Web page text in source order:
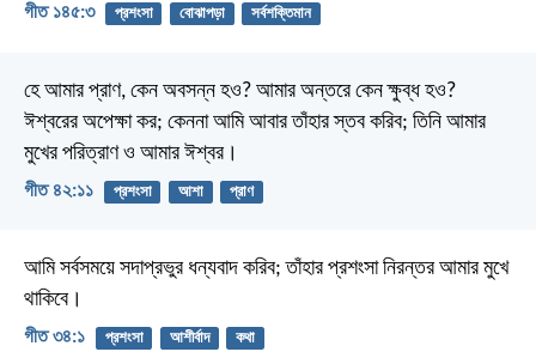
গীত ১৪৫:৩ প্রশংসা বোঝাপড়া সর্বশক্তিমান
হে আমার প্রাণ, কেন অবসন্ন হও? আমার অন্তরে কেন ক্ষুব্ধ হও?
ঈশ্বরের অপেক্ষা কর; কেননা আমি আবার তাঁহার স্তব করিব; তিনি আমার
মুখের পরিত্রাণ ও আমার ঈশ্বর।
গীত ৪২:১১ প্রশংসা আশা প্রাণ
আমি সর্বসময়ে সদাপ্রভুর ধন্যবাদ করিব; তাঁহার প্রশংসা নিরন্তর আমার মুখে
থাকিবে।
গীত ৩৪:১ প্রশংসা আশীর্বাদ কথা